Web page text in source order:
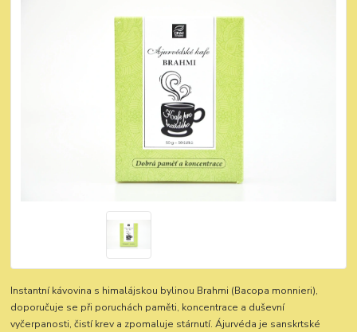
Instantní kávovina s himalájskou bylinou Brahmi (Bacopa monnieri),
doporučuje se při poruchách paměti, koncentrace a duševní
vyčerpanosti, čistí krev a zpomaluje stárnutí. Ájurvéda je sanskrtské